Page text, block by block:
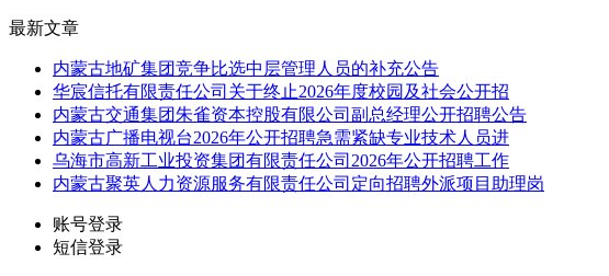
最新文章
内蒙古地矿集团竞争比选中层管理人员的补充公告
华宸信托有限责任公司关于终止2026年度校园及社会公开招
内蒙古交通集团朱雀资本控股有限公司副总经理公开招聘公告
内蒙古广播电视台2026年公开招聘急需紧缺专业技术人员进
乌海市高新工业投资集团有限责任公司2026年公开招聘工作
内蒙古聚英人力资源服务有限责任公司定向招聘外派项目助理岗
账号登录
短信登录